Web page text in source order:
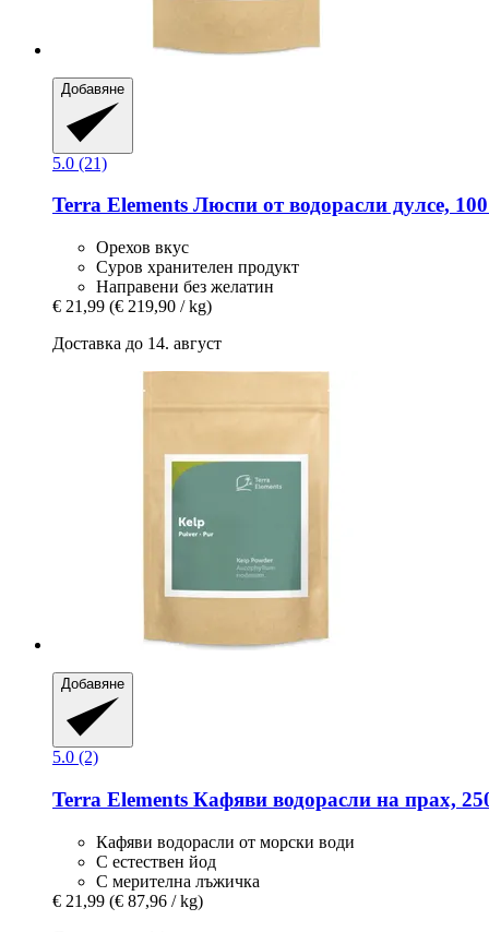
Добавяне
5.0 (21)
Terra Elements Люспи от водорасли дулсе,
Орехов вкус
Суров хранителен продукт
Направени без желатин
€ 21,99 (€ 219,90 / kg)
Доставка до 14. август
Добавяне
5.0 (2)
Terra Elements Кафяви водорасли на прах,
Кафяви водорасли от морски води
С естествен йод
С мерителна лъжичка
€ 21,99 (€ 87,96 / kg)